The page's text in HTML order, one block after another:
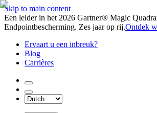
Skip to main content
Een leider in het 2026 Gartner® Magic
Endpointbescherming. Zes jaar op rij.Ontdek
Ervaart u een inbreuk?
Blog
Carrières